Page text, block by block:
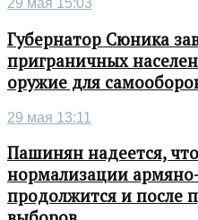
29 мая 15:03
Губернатор Сюника
приграничных
оружие для
29 мая 13:11
Пашинян надеется,
нормализации
продолжится и после